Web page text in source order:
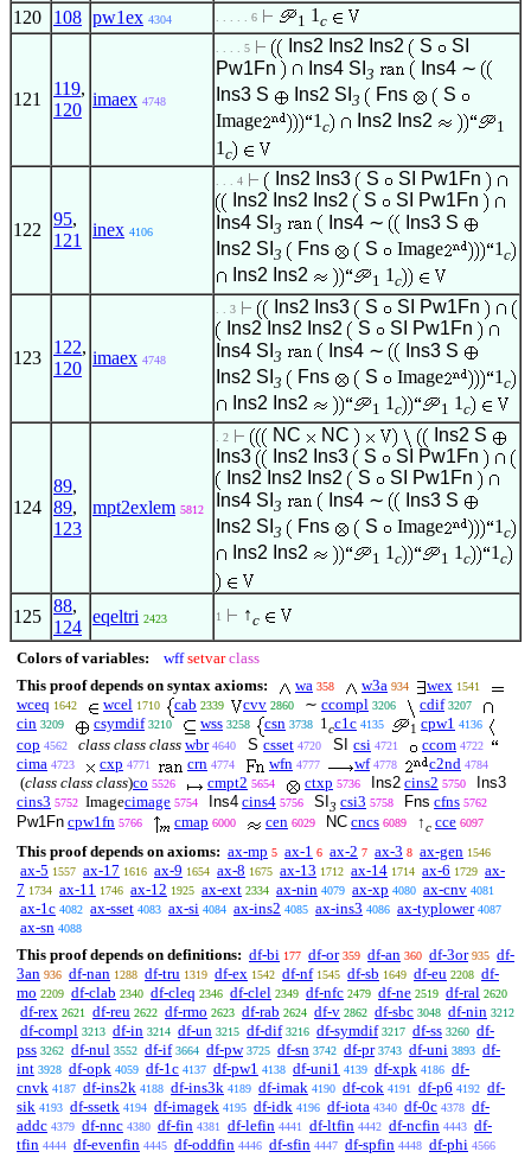
120
108 pw1ex 4304 . . . . . 6 1 1 c
121
119,
120
imaex 4748
. . . . 5 Ins2 Ins2 Ins2 S
SI
Pw1Fn
Ins4 SI 3 Ins4 ∼
Ins3 S Ins2 SI 3 Fns
S
Image
1 c Ins2 Ins2 1
1 c
122
95,
121
inex 4106
. . . 4 Ins2 Ins3 S SI
Pw1Fn
Ins2 Ins2 Ins2 S SI
Pw1Fn
Ins4 SI 3 Ins4 ∼ Ins3 S
Ins2 SI 3 Fns S Image 1 c
Ins2 Ins2 1 1 c
123
122,
120
imaex 4748
. . 3 Ins2 Ins3 S SI
Pw1Fn
Ins2 Ins2 Ins2 S SI
Pw1Fn
Ins4 SI 3 Ins4 ∼ Ins3 S
Ins2 SI 3 Fns S Image 1 c
Ins2 Ins2 1 1 c 1 1 c
124
89,
89,
123
mpt2exlem 5812
. 2 NC NC Ins2 S
Ins3
Ins2 Ins3 S SI
Pw1Fn
Ins2 Ins2 Ins2 S SI
Pw1Fn
Ins4 SI 3 Ins4 ∼ Ins3 S
Ins2 SI 3 Fns S Image 1 c
Ins2 Ins2 1 1 c 1 1 c 1 c
125
88,
124
eqeltri 2423 1 ↑c
Colors of variables: wff setvar class
This proof depends on syntax axioms:
wa 358 w3a 934 wex 1541
wceq 1642 wcel 1710 cab 2339 cvv 2860 ∼ ccompl 3206 cdif 3207
cin 3209 csymdif 3210 wss 3258 csn 3738 1cc1c 4135 1 cpw1 4136
cop 4562 class class class wbr 4640 S csset 4720 SI csi 4721 ccom 4722
cima 4723 cxp 4771 crn 4774 wfn 4777 wf 4778 c2nd 4784
(class class class)co 5526 cmpt2 5654 ctxp 5736 Ins2 cins2 5750
Ins3
cins3 5752 Imagecimage 5754 Ins4 cins4 5756 SI3 csi3 5758 Fns cfns 5762
Pw1Fn cpw1fn 5766 cmap 6000 cen 6029 NC cncs 6089 ↑c cce 6097
This proof depends on axioms: ax-mp 5 ax-1 6 ax-2 7 ax-3 8 ax-gen 1546
ax-5 1557 ax-17 1616 ax-9 1654 ax-8 1675 ax-13 1712 ax-14 1714 ax-6 1729 ax-
7 1734 ax-11 1746 ax-12 1925 ax-ext 2334 ax-nin 4079 ax-xp 4080 ax-cnv 4081
ax-1c 4082 ax-sset 4083 ax-si 4084 ax-ins2 4085 ax-ins3 4086 ax-typlower 4087
ax-sn 4088
This proof depends on definitions: df-bi 177 df-or 359 df-an 360 df-3or 935 df-
3an 936 df-nan 1288 df-tru 1319 df-ex 1542 df-nf 1545 df-sb 1649 df-eu 2208 df-
mo 2209 df-clab 2340 df-cleq 2346 df-clel 2349 df-nfc 2479 df-ne 2519 df-ral 2620
df-rex 2621 df-reu 2622 df-rmo 2623 df-rab 2624 df-v 2862 df-sbc 3048 df-nin 3212
df-compl 3213 df-in 3214 df-un 3215 df-dif 3216 df-symdif 3217 df-ss 3260 df-
pss 3262 df-nul 3552 df-if 3664 df-pw 3725 df-sn 3742 df-pr 3743 df-uni 3893 df-
int 3928 df-opk 4059 df-1c 4137 df-pw1 4138 df-uni1 4139 df-xpk 4186 df-
cnvk 4187 df-ins2k 4188 df-ins3k 4189 df-imak 4190 df-cok 4191 df-p6 4192 df-
sik 4193 df-ssetk 4194 df-imagek 4195 df-idk 4196 df-iota 4340 df-0c 4378 df-
addc 4379 df-nnc 4380 df-fin 4381 df-lefin 4441 df-ltfin 4442 df-ncfin 4443 df-
tfin 4444 df-evenfin 4445 df-oddfin 4446 df-sfin 4447 df-spfin 4448 df-phi 4566